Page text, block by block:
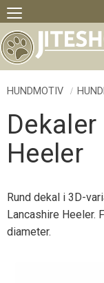
Meny
HUNDMOTIV
Heeler
Rund dekal i 3D-
Lancashire Heeler.
diameter.